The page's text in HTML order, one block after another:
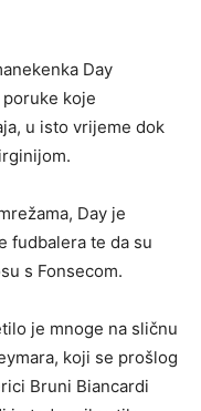
Day
koje
u isto vrijeme dok
Day je
fudbalera te da su
s Fonsecom.
je mnoge na sličnu
koji se prošlog
Bruni Biancardi